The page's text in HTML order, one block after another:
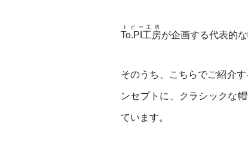
To.PI工房
トピー工房
が企画する代表的
そのうち、こちらでご紹介す
ンセプトに、クラシックな
ています。